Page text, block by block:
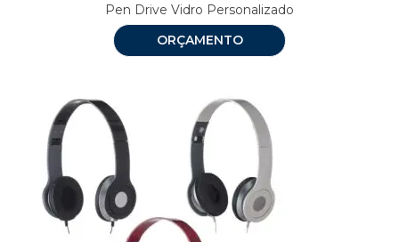
Pen Drive Vidro Personalizado
ORÇAMENTO